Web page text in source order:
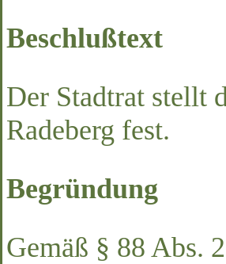
Beschlußtext
Der Stadtrat stellt
Radeberg fest.
Begründung
Gemäß § 88 Abs.